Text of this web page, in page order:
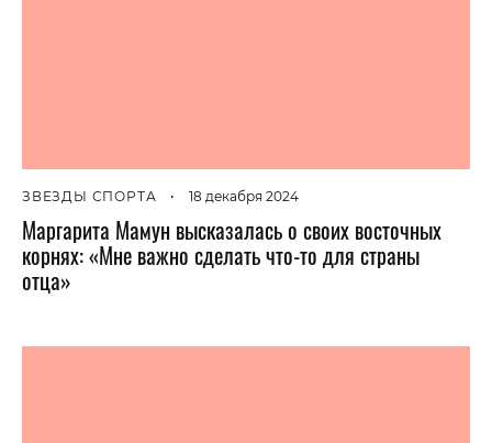
ЗВЕЗДЫ СПОРТА • 18 декабря 2024
Маргарита Мамун высказалась о своих восточных
корнях: «Мне важно сделать что-то для страны
отца»